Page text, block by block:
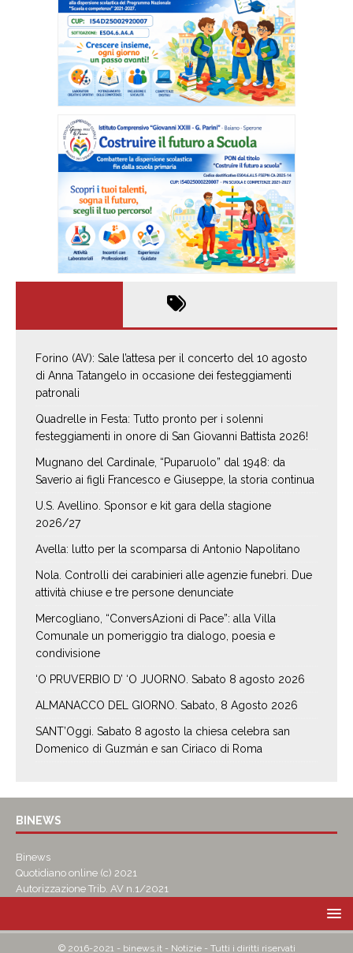
Forino (AV): Sale l’attesa per il concerto del 10 agosto
di Anna Tatangelo in occasione dei festeggiamenti
patronali
Quadrelle in Festa: Tutto pronto per i solenni
festeggiamenti in onore di San Giovanni Battista 2026!
Mugnano del Cardinale, “Puparuolo” dal 1948: da
Saverio ai figli Francesco e Giuseppe, la storia continua
U.S. Avellino. Sponsor e kit gara della stagione
2026/27
Avella: lutto per la scomparsa di Antonio Napolitano
Nola. Controlli dei carabinieri alle agenzie funebri. Due
attività chiuse e tre persone denunciate
Mercogliano, “ConversAzioni di Pace”: alla Villa
Comunale un pomeriggio tra dialogo, poesia e
condivisione
‘O PRUVERBIO D’ ‘O JUORNO. Sabato 8 agosto 2026
ALMANACCO DEL GIORNO. Sabato, 8 Agosto 2026
SANT’Oggi. Sabato 8 agosto la chiesa celebra san
Domenico di Guzmán e san Ciriaco di Roma
BINEWS
Binews
Quotidiano online (c) 2021
Autorizzazione Trib. AV n.1/2021
© 2016-2021 - binews.it - Notizie - Tutti i diritti riservati